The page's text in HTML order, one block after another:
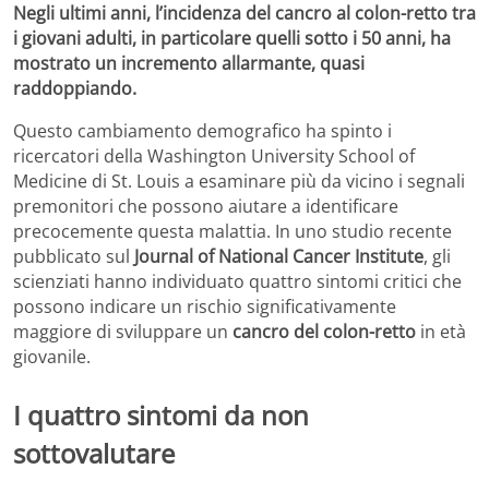
Negli ultimi anni, l’incidenza del cancro al colon-retto tra
i giovani adulti, in particolare quelli sotto i 50 anni, ha
mostrato un incremento allarmante, quasi
raddoppiando.
Questo cambiamento demografico ha spinto i
ricercatori della Washington University School of
Medicine di St. Louis a esaminare più da vicino i segnali
premonitori che possono aiutare a identificare
precocemente questa malattia. In uno studio recente
pubblicato sul Journal of National Cancer Institute, gli
scienziati hanno individuato quattro sintomi critici che
possono indicare un rischio significativamente
maggiore di sviluppare un cancro del colon-retto in età
giovanile.
I quattro sintomi da non
sottovalutare